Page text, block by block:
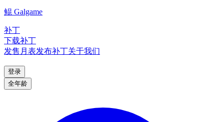
鲲 Galgame
补丁
下载补丁
发售月表发布补丁关于我们
登录
全年龄